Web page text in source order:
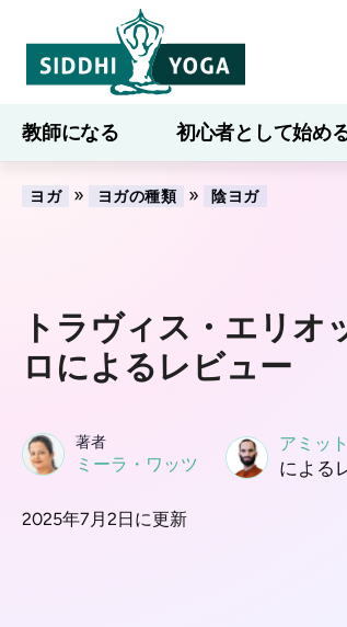
教師になる 初心者として始め
ブログ 学ぶ
ヨガ » ヨガの種類 » 陰ヨガ
トラヴィス・エリ
ロによるレビュー
著者
ミーラ・ワッツ
アミッ
による
2025年7月2日に更新